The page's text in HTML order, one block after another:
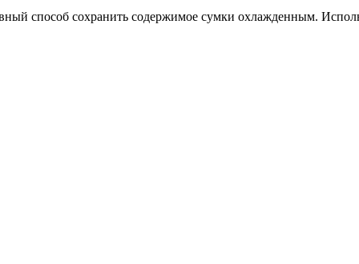
способ сохранить содержимое сумки охлажденным.